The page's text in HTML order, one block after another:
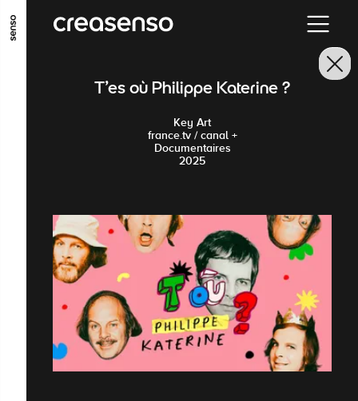
GO TO MAIN CONTENT GO TO MAIN MENU
T'es où Philippe Katerine ?
Key Art
france.tv / canal +
Documentaires
2025